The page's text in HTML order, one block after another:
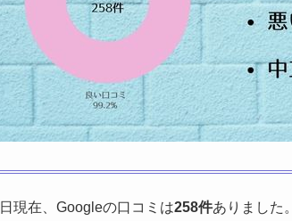
現在、Googleの口コミは258件ありました。